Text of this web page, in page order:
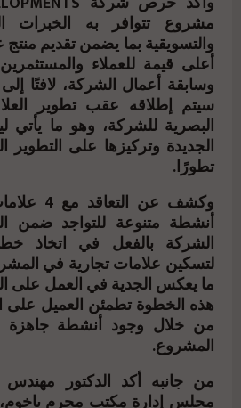
مشروع تتوافر به الخبرات
والتسويقية بما يضمن تقديم
أعلى قيمة للعملاء
وسابقة أعمال الشركة، لافتًا
سيتم إطلاقه عقب تطوير
البصرية للشركة، وهو ما
الجديدة وتركيزها على التطوير
تطورًا.
وكشف عن
أنشطة متنوعة للتواجد ضمن
الشركة بالفعل في اتخاذ
لتسكين علامات تجارية في
ما يعكس الجدية في العمل على
هذه الخطوة تطمئن العميل على
من خلال وجود أنشطة جاهزة
المشروع.
من جانبه أكد الدكتور